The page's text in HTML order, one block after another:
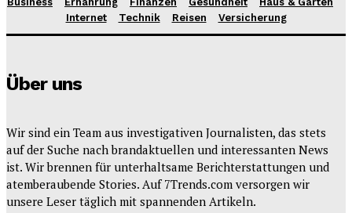
Internet
Technik Reisen Versicherung
Über uns
Wir sind ein Team aus investigativen Journalisten, das stets
auf der Suche nach brandaktuellen und interessanten News
ist. Wir brennen für unterhaltsame Berichterstattungen und
atemberaubende Stories. Auf 7Trends.com versorgen wir
unsere Leser täglich mit spannenden Artikeln.